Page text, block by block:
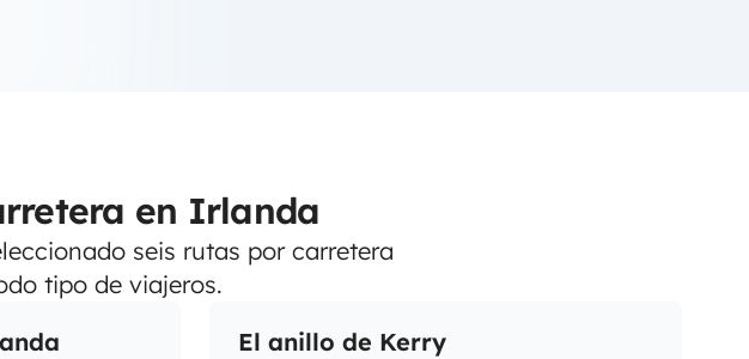
en Irlanda
seis rutas por carretera
tipo de viajeros.
El anillo de Kerry